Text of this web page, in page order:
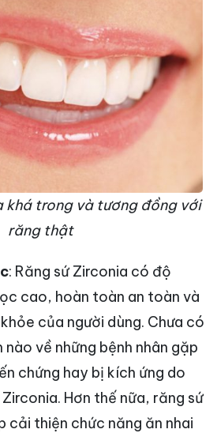
khá trong và tương đồng với
răng thật
: Răng sứ Zirconia có độ
cao, hoàn toàn an toàn và
của người dùng. Chưa có
nào về những bệnh nhân gặp
chứng hay bị kích ứng do
Hơn thế nữa, răng sứ
cải thiện chức năng ăn nhai